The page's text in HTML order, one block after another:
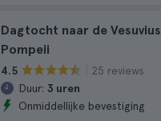
Dagtocht naar de
Pompeii
4.5
25 reviews
Duur: 3 uren
Onmiddellijke bevestiging